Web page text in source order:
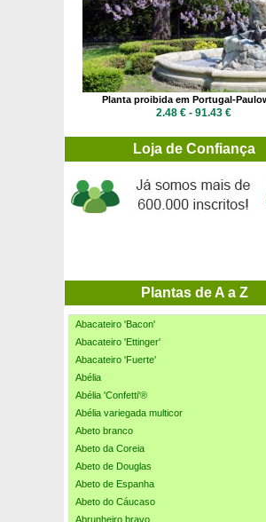
Planta proibida em Portugal-
2.48 € - 91.43 €
Loja de Confiança
Plantas de A a Z
Abacateiro 'Bacon'
Abacateiro 'Ettinger'
Abacateiro 'Fuerte'
Abélia
Abélia 'Confetti'®
Abélia variegada multicor
Abeto branco
Abeto da Coreia
Abeto de Douglas
Abeto de Espanha
Abeto do Cáucaso
Abrunheiro bravo